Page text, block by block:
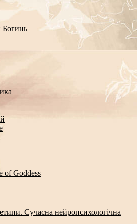
Богинь
of Goddess
Сучасна нейропсихологічна